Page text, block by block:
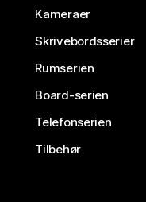
Kameraer
Skrivebordsserier
Rumserien
Board-serien
Telefonserien
Tilbehør